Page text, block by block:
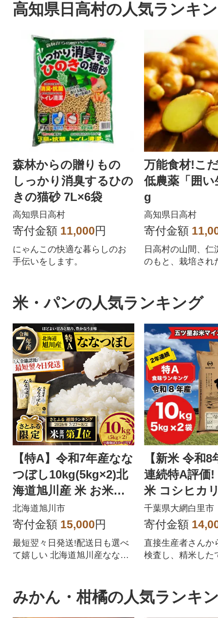
高知県日高村の人気ランキ
森林からの贈りもの
しっかり消臭するひの
きの猫砂 7L×6袋
高知県日高村
寄付金額 11,000円
にゃんこの快適な暮らしのお
手伝いをします。
万能食材!こ
低農薬「囲い
g
高知県日高村
寄付金額
日高村の山間、仁
のもと、栽培され
米・パンの人気ランキング
【特A】令和7年産なな
つぼし10kg(5kg×2)北
海道旭川産 米 お米
【さとふる限定】_059
57
北海道旭川市
寄付金額 15,000円
最短翌々日発送!配送日も選べ
て嬉しい 北海道旭川産ななつ
【新米 令和
連続特A評価!
米 コシヒカ
kg ×2袋)
千葉県大網白里市
寄付金額
直接生産者さんか
検査し、精米した
みかん・柑橘の人気ランキ